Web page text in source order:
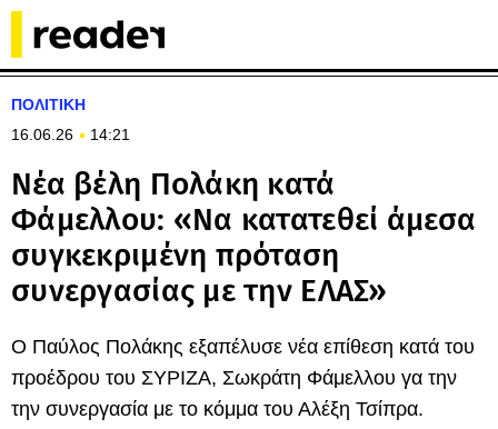
ΠΟΛΙΤΙΚΗ
16.06.26
14:21
Νέα βέλη Πολάκη κατά
Φάμελλου: «Να κατατεθεί άμεσα
συγκεκριμένη πρόταση
συνεργασίας με την ΕΛΑΣ»
Ο Παύλος Πολάκης εξαπέλυσε νέα επίθεση κατά του
προέδρου του ΣΥΡΙΖΑ, Σωκράτη Φάμελλου γα την
την συνεργασία με το κόμμα του Αλέξη Τσίπρα.